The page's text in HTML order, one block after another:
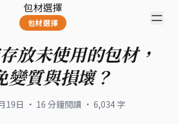
包材選擇
包材選擇
放未使用的包材，
變質與損壞？
19日 · 16 分鐘閱讀 · 6,034字